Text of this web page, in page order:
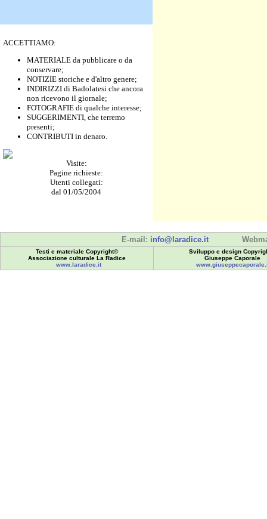
ACCETTIAMO:
MATERIALE da pubblicare o da
conservare;
NOTIZIE storiche e d'altro genere;
INDIRIZZI di Badolatesi che ancora
non ricevono il giornale;
FOTOGRAFIE di qualche interesse;
SUGGERIMENTI, che terremo
presenti;
CONTRIBUTI in denaro.
Visite:
Pagine richieste:
Utenti collegati:
dal 01/05/2004
E-mail: info@laradice.it
Testi e materiale Copyright©
Associazione culturale La Radice
www.laradice.it
Sviluppo e design
Giuseppe Caporale